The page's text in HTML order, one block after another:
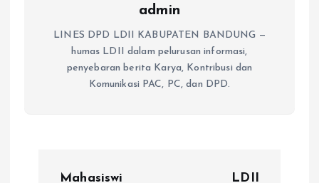
admin
LINES DPD LDII KABUPATEN BANDUNG —
humas LDII dalam pelurusan informasi,
penyebaran berita Karya, Kontribusi dan
Komunikasi PAC, PC, dan DPD.
Mahasiswi
LDII